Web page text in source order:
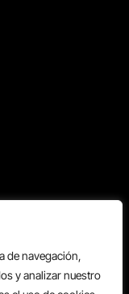
de navegación,
y analizar nuestro
reservados.